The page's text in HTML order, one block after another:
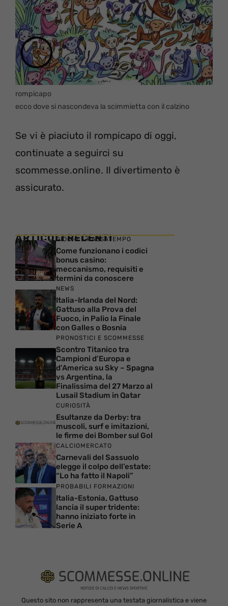
rompicapo
ecco dove si nascondeva la scimmietta con il calzino
Se vi è piaciuto il rompicapo di oggi,
continuate a seguirci su
scommesse.online. Il divertimento è
assicurato.
ARTICOLI RECENTI
GIOCHI E PASSATEMPO
Come funzionano i codici
bonus casino:
meccanismo, requisiti e
termini da conoscere
NEWS
Italia-Irlanda del Nord:
Gattuso alla Prova del
Fuoco, in Palio la Finale
con Galles o Bosnia
PRONOSTICI E SCOMMESSE
Scontro Titanico tra
Campioni d’Europa e
d’America su Sky – Spagna
vs Argentina, la
Finalissima del 27 Marzo al
Lusail Stadium in Qatar
CURIOSITÀ
Esultanze da Derby: tra
muscoli, surf e imitazioni,
le firme dei Bomber sul Gol
CALCIOMERCATO
Carnevali del Sassuolo
elegge il colpo dell’estate:
“Lo ha fatto il Napoli”
PROBABILI FORMAZIONI
Italia-Estonia, Gattuso
lancia il super tridente:
hanno iniziato forte in
Serie A
Questo sito non rappresenta una testata giornalistica e viene